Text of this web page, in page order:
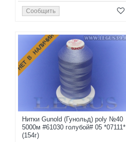
Сообщить
НЕТ В НАЛИЧИИ
Нитки Gunold (Гунольд) poly №40
5000м #61030 голубой# 05 *07111*
(154г)